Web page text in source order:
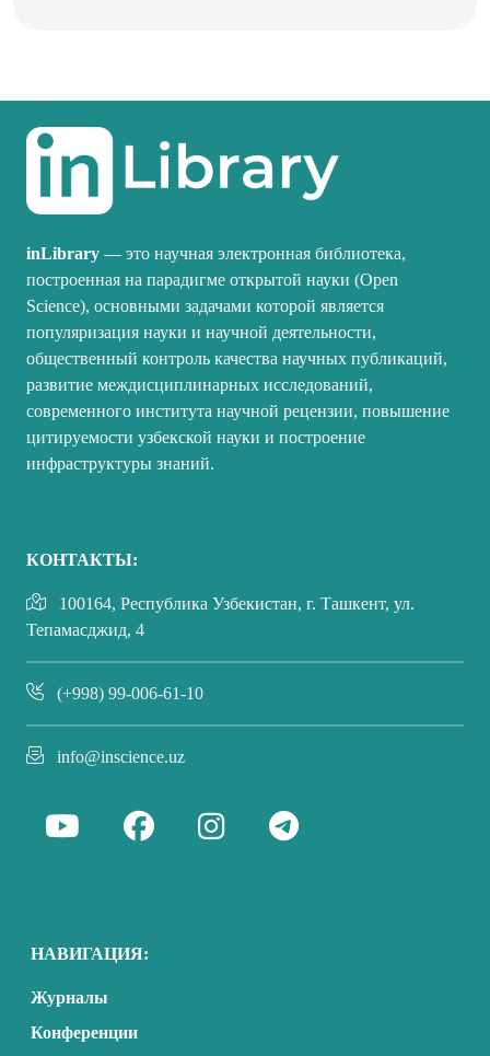
inLibrary — это научная электронная библиотека,
построенная на парадигме открытой науки (Open
Science), основными задачами которой является
популяризация науки и научной деятельности,
общественный контроль качества научных публикаций,
развитие междисциплинарных исследований,
современного института научной рецензии, повышение
цитируемости узбекской науки и построение
инфраструктуры знаний.
КОНТАКТЫ:
100164, Республика Узбекистан, г. Ташкент, ул.
Тепамасджид, 4
(+998) 99-006-61-10
info@inscience.uz
НАВИГАЦИЯ:
Журналы
Конференции